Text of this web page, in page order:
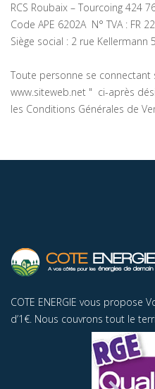
RCS Roubaix – Tourcoing 424
Code APE 6202A N° TVA : FR
Siège social : 2 rue Kellermann
Toute personne se connectant
www.siteweb.net " ci-après
les Conditions Générales de
COTE ENERGIE vous
d’1€. Nous couvrons tout le